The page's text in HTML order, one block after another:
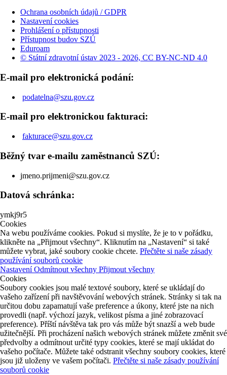
Ochrana osobních údajů / GDPR
Nastavení cookies
Prohlášení o přístupnosti
Přístupnost budov SZÚ
Eduroam
© Státní zdravotní ústav 2023 - 2026, CC BY-NC-ND 4.0
E-mail pro elektronická podání:
podatelna@szu.gov.cz
E-mail pro elektronickou fakturaci:
fakturace@szu.gov.cz
Běžný tvar e-mailu zaměstnanců SZÚ:
jmeno.prijmeni@szu.gov.cz
Datová schránka:
ymkj9r5
Cookies
Na webu používáme cookies. Pokud si myslíte, že je to v pořádku,
klikněte na „Přijmout všechny“. Kliknutím na „Nastavení“ si také
můžete vybrat, jaké soubory cookie chcete. Přečtěte si naše zásady
používání souborů cookie
NastaveníOdmítnout všechny Přijmout všechny
Cookies
Soubory cookies jsou malé textové soubory, které se ukládají do
vašeho zařízení při navštěvování webových stránek. Stránky si tak na
určitou dobu zapamatují vaše preference a úkony, které jste na nich
provedli (např. výchozí jazyk, velikost písma a jiné zobrazovací
preference). Příští návštěva tak pro vás může být snazší a web bude
užitečnější. Při procházení našich webových stránek můžete změnit své
předvolby a odmítnout určité typy cookies, které se mají ukládat do
vašeho počítače. Můžete také odstranit všechny soubory cookies, které
jsou již uloženy ve vašem počítači. Přečtěte si naše zásady používání
souborů cookie